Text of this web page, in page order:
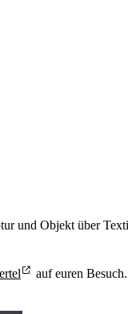
und Objekt über
auf euren